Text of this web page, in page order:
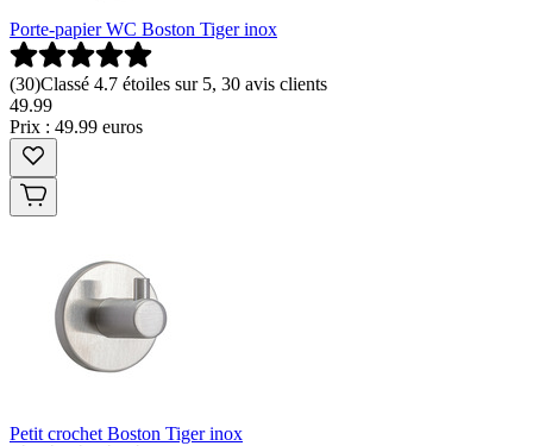
Porte-papier WC Boston Tiger inox
(30)Classé 4.7 étoiles sur 5, 30 avis clients
49.99
Prix : 49.99 euros
Petit crochet Boston Tiger inox